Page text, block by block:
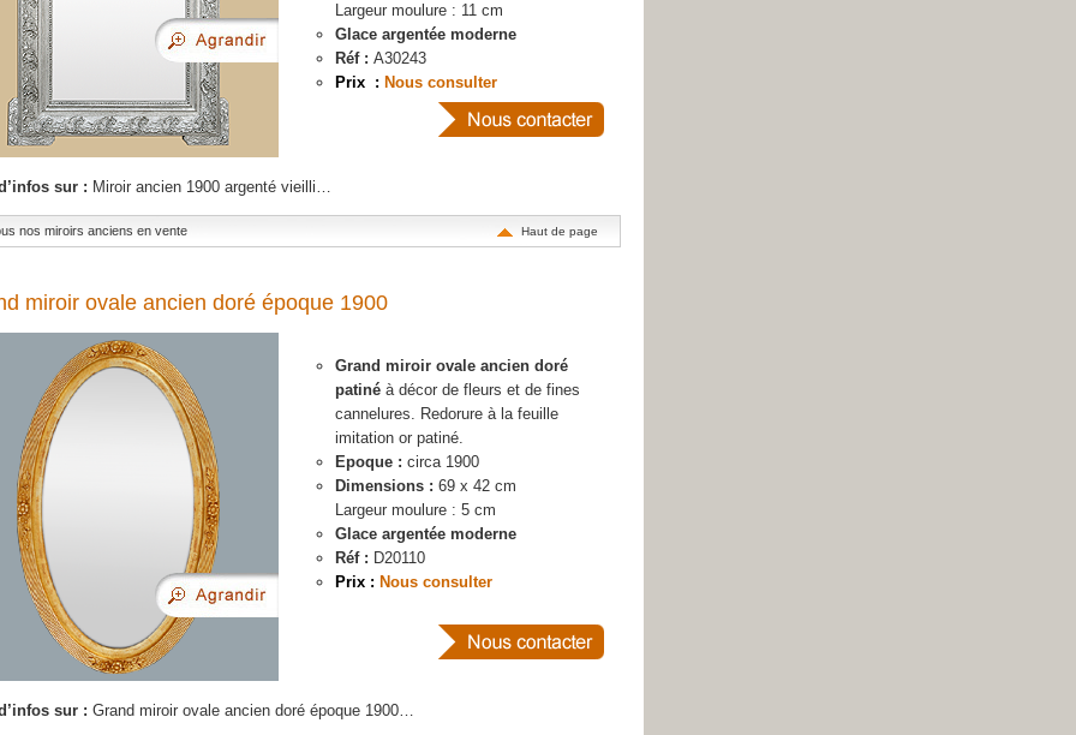
Largeur moulure : 11 cm
Glace argentée moderne
Réf : A30243
Prix : Nous consulter
sur : Miroir ancien 1900 argenté vieilli…
nos miroirs anciens en vente Haut de page
miroir ovale ancien doré époque 1900
Grand miroir ovale ancien doré
patiné à décor de fleurs et de fines
cannelures. Redorure à la feuille
imitation or patiné.
Epoque : circa 1900
Dimensions : 69 x 42 cm
Largeur moulure : 5 cm
Glace argentée moderne
Réf : D20110
Prix : Nous consulter
sur : Grand miroir ovale ancien doré époque 1900…